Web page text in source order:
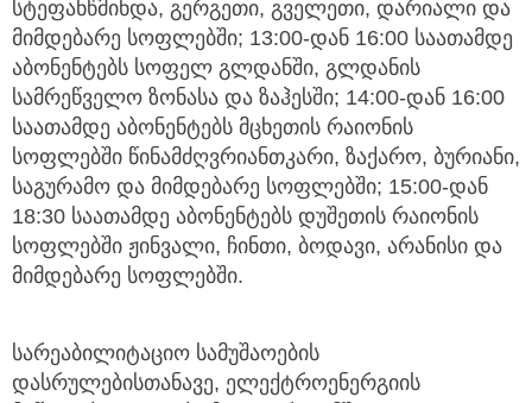
სტეფანწმინდა, გერგეთი, გველეთი, დარიალი და
მიმდებარე სოფლებში; 13:00-დან 16:00 საათამდე
აბონენტებს სოფელ გლდანში, გლდანის
სამრეწველო ზონასა და ზაჰესში; 14:00-დან 16:00
საათამდე აბონენტებს მცხეთის რაიონის
სოფლებში წინამძღვრიანთკარი, ზაქარო, ბურიანი,
საგურამო და მიმდებარე სოფლებში; 15:00-დან
18:30 საათამდე აბონენტებს დუშეთის რაიონის
სოფლებში ჟინვალი, ჩინთი, ბოდავი, არანისი და
მიმდებარე სოფლებში.
სარეაბილიტაციო სამუშაოების
დასრულებისთანავე, ელექტროენერგიის